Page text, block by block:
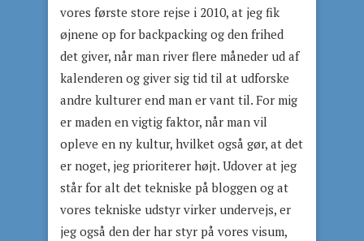
vores første store rejse i 2010, at jeg fik
øjnene op for backpacking og den frihed
det giver, når man river flere måneder ud af
kalenderen og giver sig tid til at udforske
andre kulturer end man er vant til. For mig
er maden en vigtig faktor, når man vil
opleve en ny kultur, hvilket også gør, at det
er noget, jeg prioriterer højt. Udover at jeg
står for alt det tekniske på bloggen og at
vores tekniske udstyr virker undervejs, er
jeg også den der har styr på vores visum,